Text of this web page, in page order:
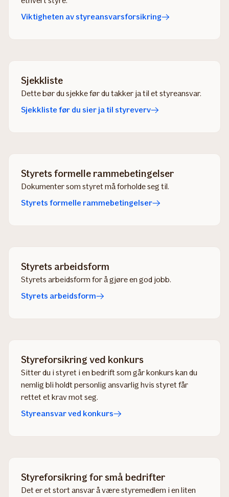
Viktigheten av styreansvarsforsikring
Sjekkliste
Dette bør du sjekke før du takker ja til et styreansvar.
Sjekkliste før du sier ja til styreverv
Styrets formelle rammebetingelser
Dokumenter som styret må forholde seg til.
Styrets formelle rammebetingelser
Styrets arbeidsform
Styrets arbeidsform for å gjøre en god jobb.
Styrets arbeidsform
Styreforsikring ved konkurs
Sitter du i styret i en bedrift som går konkurs kan du
nemlig bli holdt personlig ansvarlig hvis styret får
rettet et krav mot seg.
Styreansvar ved konkurs
Styreforsikring for små bedrifter
Det er et stort ansvar å være styremedlem i en liten